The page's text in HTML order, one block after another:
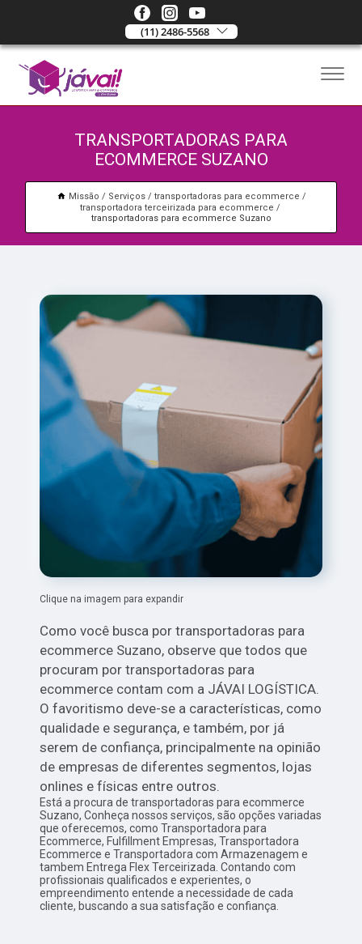
(11) 2486-5568
TRANSPORTADORAS PARA
ECOMMERCE SUZANO
Missão Serviços
transportadoras para ecommerce
transportadora terceirizada para ecommerce
transportadoras para ecommerce Suzano
Clique na imagem para expandir
Como você busca por transportadoras para
ecommerce Suzano, observe que todos que
procuram por transportadoras para
ecommerce contam com a JÁVAI LOGÍSTICA.
O favoritismo deve-se a características, como
qualidade e segurança, e também, por já
serem de confiança, principalmente na opinião
de empresas de diferentes segmentos, lojas
onlines e físicas entre outros.
Está a procura de transportadoras para ecommerce
Suzano, Conheça nossos serviços, são opções variadas
que oferecemos, como Transportadora para
Ecommerce, Fulfillment Empresas, Transportadora
Ecommerce e Transportadora com Armazenagem e
tambem Entrega Flex Terceirizada. Contando com
profissionais qualificados e experientes, o
empreendimento entende a necessidade de cada
cliente, buscando a sua satisfação e confiança.